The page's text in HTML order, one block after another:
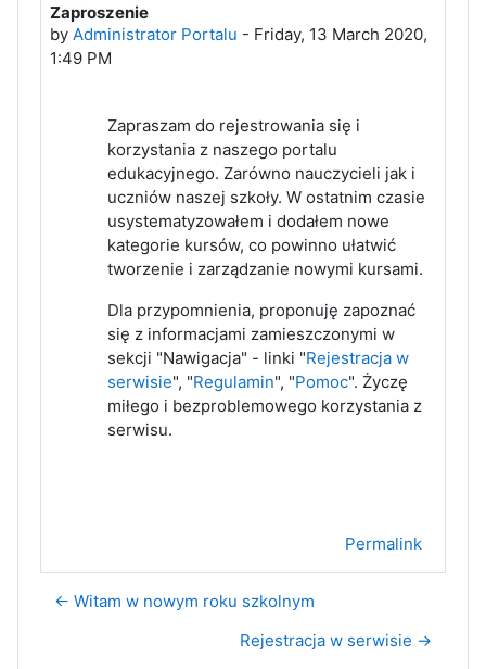
Zaproszenie
by Administrator Portalu - Friday, 13 March 2020,
1:49 PM
Number of replies: 0
Zapraszam do rejestrowania się i
korzystania z naszego portalu
edukacyjnego. Zarówno nauczycieli jak i
uczniów naszej szkoły. W ostatnim czasie
usystematyzowałem i dodałem nowe
kategorie kursów, co powinno ułatwić
tworzenie i zarządzanie nowymi kursami.
Dla przypomnienia, proponuję zapoznać
się z informacjami zamieszczonymi w
sekcji "Nawigacja" - linki "Rejestracja w
serwisie", "Regulamin", "Pomoc". Życzę
miłego i bezproblemowego korzystania z
serwisu.
Permalink
← Witam w nowym roku szkolnym
Rejestracja w serwisie →